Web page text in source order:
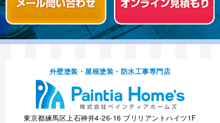
外壁塗装・屋根塗装・防⽔⼯事専⾨店
東京都練馬区上石神井4-26-16 ブリリアントハイツ1F